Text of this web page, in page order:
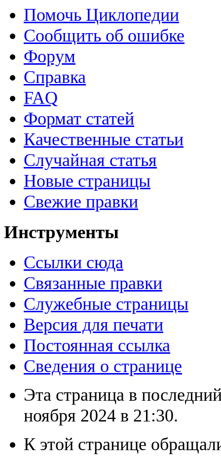
Помочь Циклопедии
Сообщить об ошибке
Форум
Справка
FAQ
Формат статей
Качественные статьи
Случайная статья
Новые страницы
Свежие правки
Инструменты
Ссылки сюда
Связанные правки
Служебные страницы
Версия для печати
Постоянная ссылка
Сведения о странице
Эта страница в
ноября 2024 в 21:30.
К этой странице